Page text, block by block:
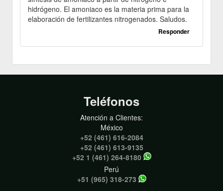
hidrógeno. El amoniaco es la materia prima para la
elaboración de fertilizantes nitrogenados. Saludos.
Responder
Teléfonos
Atención a Clientes:
México
+52 (461) 616-2084
+52 (461) 613-9135
+52 1 (461) 264-8180
Perú
+51 (965) 318-273